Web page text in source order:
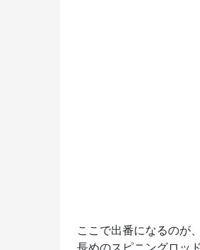
ここで出番になるのが
長めのスピニングロッ